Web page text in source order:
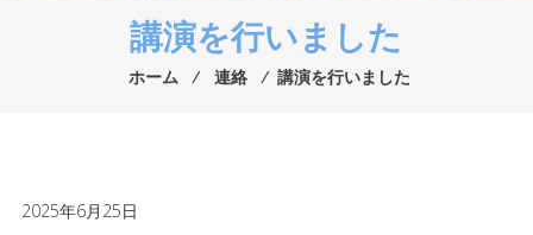
講演を行いました
ホーム ⁄ 連絡 ⁄ 講演を行いました
2025年6月25日